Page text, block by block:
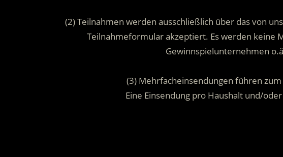
(2) Teilnahmen werden ausschließlich über das von
Teilnahmeformular akzeptiert. Es werden keine
Gewinnspielunternehmen
(3) Mehrfacheinsendungen führen
Eine Einsendung pro Haushalt und/